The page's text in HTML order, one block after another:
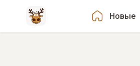
Новые